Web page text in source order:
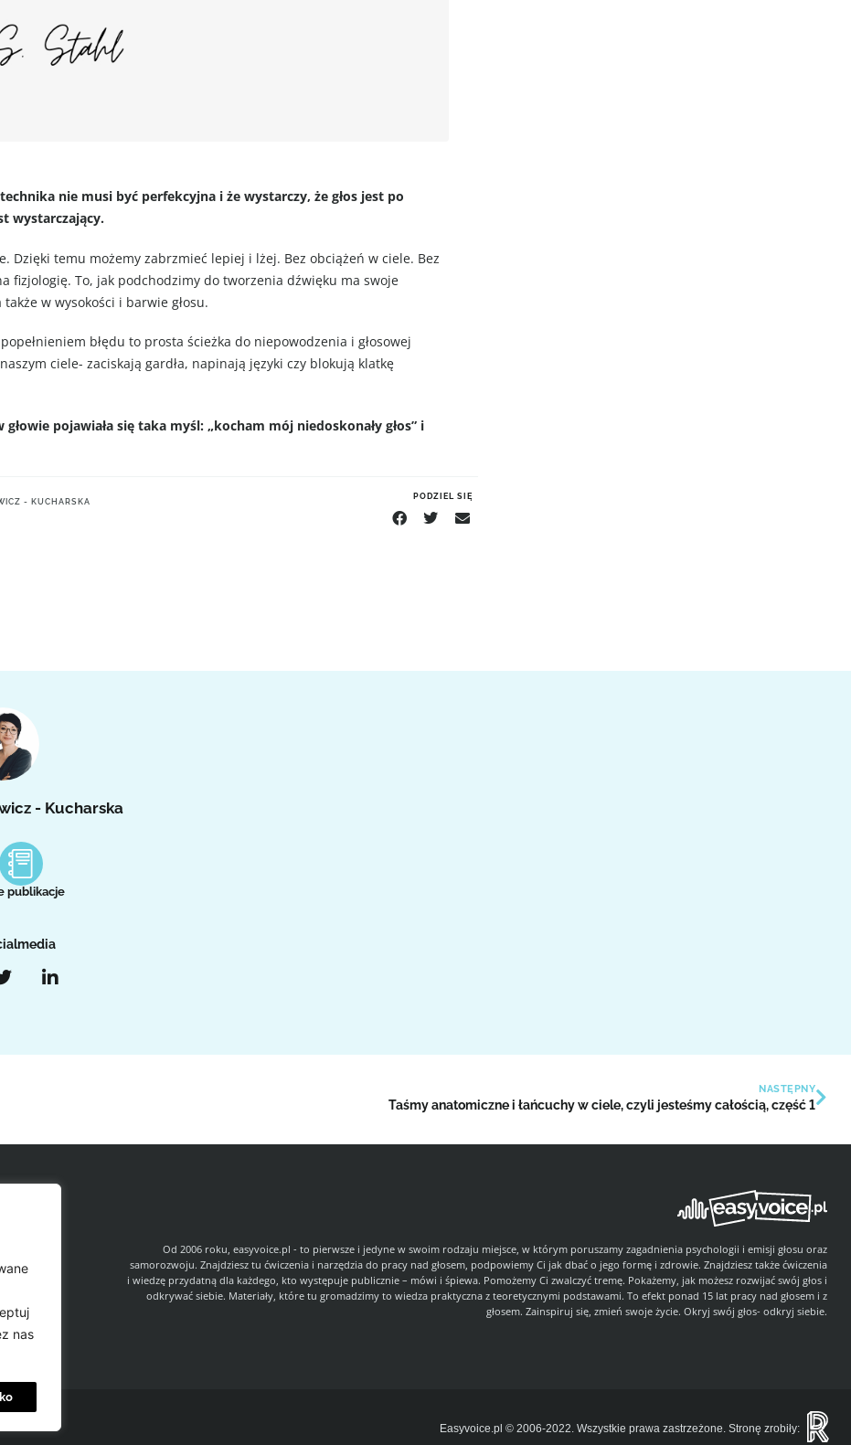
nas
nie musi być perfekcyjna i że wystarczy, że głos jest po
wystarczający.
Dzięki temu możemy zabrzmieć lepiej i lżej. Bez obciążeń w ciele. Bez
fizjologię. To, jak podchodzimy do tworzenia dźwięku ma swoje
w wysokości i barwie głosu.
błędu to prosta ścieżka do niepowodzenia i głosowej
ciele- zaciskają gardła, napinają języki czy blokują klatkę
pojawiała się taka myśl: „kocham mój niedoskonały głos” i
- KUCHARSKA
PODZIEL SIĘ
- Kucharska
publikacje
NASTĘPNY
Taśmy anatomiczne i łańcuchy w ciele, czyli jesteśmy całością, część 1
Od 2006 roku, easyvoice.pl - to pierwsze i jedyne w swoim rodzaju miejsce, w którym poruszamy zagadnienia psychologii i emisji głosu oraz
samorozwoju. Znajdziesz tu ćwiczenia i narzędzia do pracy nad głosem, podpowiemy Ci jak dbać o jego formę i zdrowie. Znajdziesz także ćwiczenia
i wiedzę przydatną dla każdego, kto występuje publicznie – mówi i śpiewa. Pomożemy Ci zwalczyć tremę. Pokażemy, jak możesz rozwijać swój głos i
odkrywać siebie. Materiały, które tu gromadzimy to wiedza praktyczna z teoretycznymi podstawami. To efekt ponad 15 lat pracy nad głosem i z
głosem. Zainspiruj się, zmień swoje życie. Okryj swój głos- odkryj siebie.
Easyvoice.pl © 2006-2022. Wszystkie prawa zastrzeżone. Stronę zrobiły: